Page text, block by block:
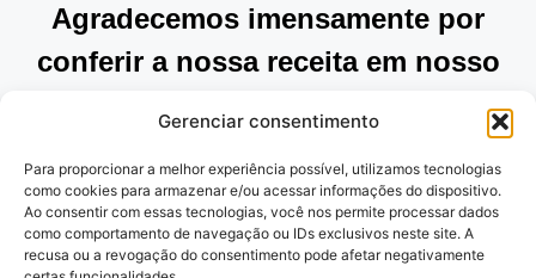
Gerenciar consentimento
Para proporcionar a melhor experiência possível, utilizamos tecnologias
como cookies para armazenar e/ou acessar informações do dispositivo.
Ao consentir com essas tecnologias, você nos permite processar dados
como comportamento de navegação ou IDs exclusivos neste site. A
recusa ou a revogação do consentimento pode afetar negativamente
Agradecemos imensamente por
conferir a nossa receita em nosso
encontrado inspiração e praticidade
para preparar pratos deliciosos.
Continue explorando as nossas